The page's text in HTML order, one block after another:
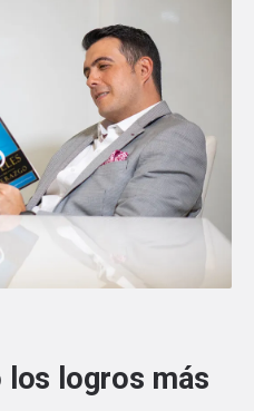
los logros más